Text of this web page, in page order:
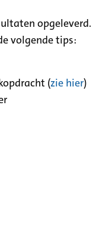
opgeleverd.
volgende tips:
(zie hier)